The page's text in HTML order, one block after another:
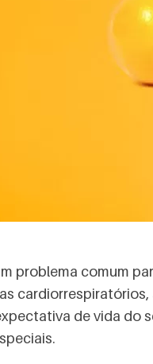
problema comum
de vida do